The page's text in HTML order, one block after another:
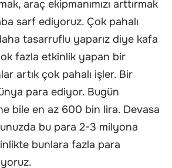
araç ekipmanımızı arttırmak
sarf ediyoruz. Çok pahalı
tasarruflu yaparız diye kafa
fazla etkinlik yapan bir
artık çok pahalı işler. Bir
para ediyor. Bugün
bile en az 600 bin lira. Devasa
bu para 2-3 milyona
bunlara fazla para